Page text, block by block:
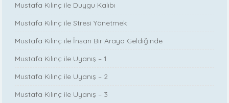
Mustafa Kılınç ile Duygu Kalıbı
Mustafa Kılınç ile Stresi Yönetmek
Mustafa Kılınç ile İnsan Bir Araya Geldiğinde
Mustafa Kılınç ile Uyanış – 1
Mustafa Kılınç ile Uyanış – 2
Mustafa Kılınç ile Uyanış – 3